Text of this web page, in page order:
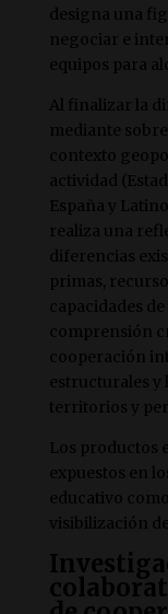
designa una
negociar e
equipos para
Al finalizar la
mediante
contexto
actividad
España y
realiza una
diferencias
primas,
capacidades
comprensión
cooperación
estructurales y
territorios y
Los productos
expuestos en
educativo
visibilización